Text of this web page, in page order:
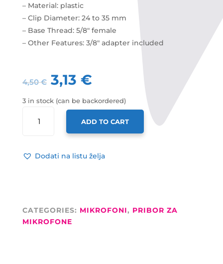
– Material: plastic
– Clip Diameter: 24 to 35 mm
– Base Thread: 5/8″ female
– Other Features: 3/8″ adapter included
4,50€ 3,13 €
3 in stock (can be backordered)
HVATALJKA
25MM
ADD TO CART
Dodati na listu želja
CATEGORIES: MIKROFONI, PRIBOR ZA
MIKROFONE